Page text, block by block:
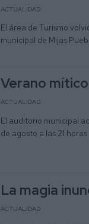
ACTUALIDAD
El área de Turismo
municipal de Mijas
Verano
ACTUALIDAD
El auditorio municipal
de agosto a las 21 horas
La magia
ACTUALIDAD